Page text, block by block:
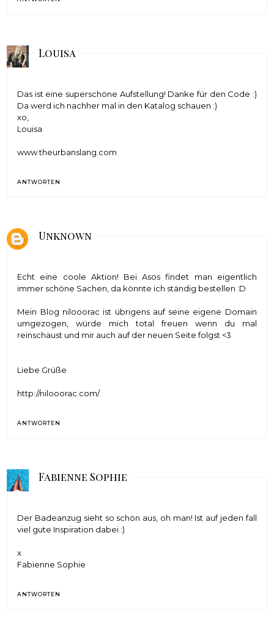
Louisa
Das ist eine superschöne Aufstellung! Danke für den Code :)
Da werd ich nachher mal in den Katalog schauen :)
xo,
Louisa
www.theurbanslang.com
ANTWORTEN
Unknown
Echt eine coole Aktion! Bei Asos findet man eigentlich
immer schöne Sachen, da könnte ich ständig bestellen :D
Mein Blog nilooorac ist übrigens auf seine eigene Domain
umgezogen, würde mich total freuen wenn du mal
reinschaust und mir auch auf der neuen Seite folgst <3
Liebe Grüße
http://nilooorac.com/
ANTWORTEN
Fabienne Sophie
Der Badeanzug sieht so schön aus, oh man! Ist auf jeden fall
viel gute Inspiration dabei :)
x
Fabienne Sophie
ANTWORTEN